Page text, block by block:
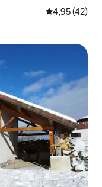
Prosječna
4,95 (42)